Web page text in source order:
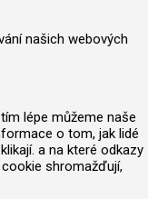
našich webových
lépe můžeme naše
o tom, jak lidé
a na které odkazy
shromažďují,